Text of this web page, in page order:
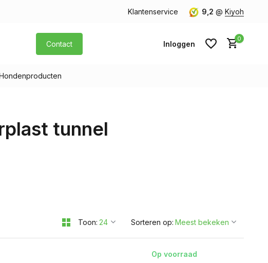
Gratis verzending v.a. € 40,- (Alleen Nederland)
Klantenservice 9,2 @ Kiyoh
Contact Inloggen
0
tunnel
Toon: Sorteren op:
Op voorraad